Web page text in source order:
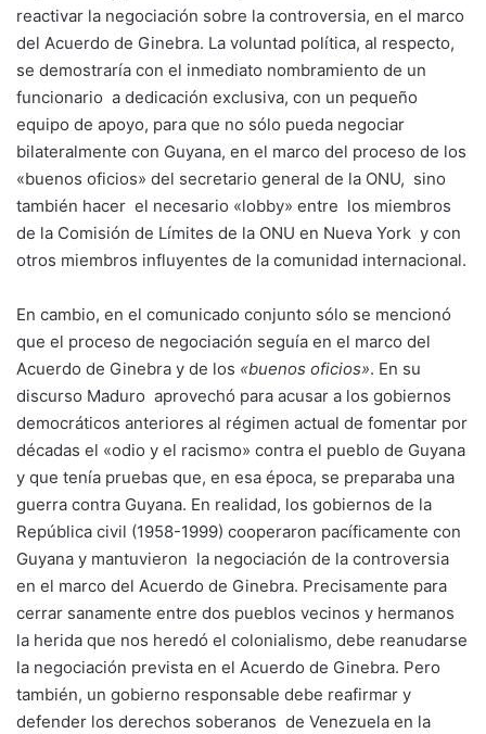
reactivar la negociación sobre la controversia, en el marco
del Acuerdo de Ginebra. La voluntad política, al respecto,
se demostraría con el inmediato nombramiento de un
funcionario a dedicación exclusiva, con un pequeño
equipo de apoyo, para que no sólo pueda negociar
bilateralmente con Guyana, en el marco del proceso de los
«buenos oficios» del secretario general de la ONU, sino
también hacer el necesario «lobby» entre los miembros
de la Comisión de Límites de la ONU en Nueva York y con
otros miembros influyentes de la comunidad internacional.
En cambio, en el comunicado conjunto sólo se mencionó
que el proceso de negociación seguía en el marco del
Acuerdo de Ginebra y de los «buenos oficios». En su
discurso Maduro aprovechó para acusar a los gobiernos
democráticos anteriores al régimen actual de fomentar por
décadas el «odio y el racismo» contra el pueblo de Guyana
y que tenía pruebas que, en esa época, se preparaba una
guerra contra Guyana. En realidad, los gobiernos de la
República civil (1958-1999) cooperaron pacíficamente con
Guyana y mantuvieron la negociación de la controversia
en el marco del Acuerdo de Ginebra. Precisamente para
cerrar sanamente entre dos pueblos vecinos y hermanos
la herida que nos heredó el colonialismo, debe reanudarse
la negociación prevista en el Acuerdo de Ginebra. Pero
también, un gobierno responsable debe reafirmar y
defender los derechos soberanos de Venezuela en la